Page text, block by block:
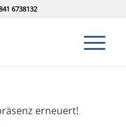
6738132
erneuert!